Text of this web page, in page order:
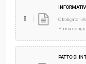
6
Firma
PATTO DI